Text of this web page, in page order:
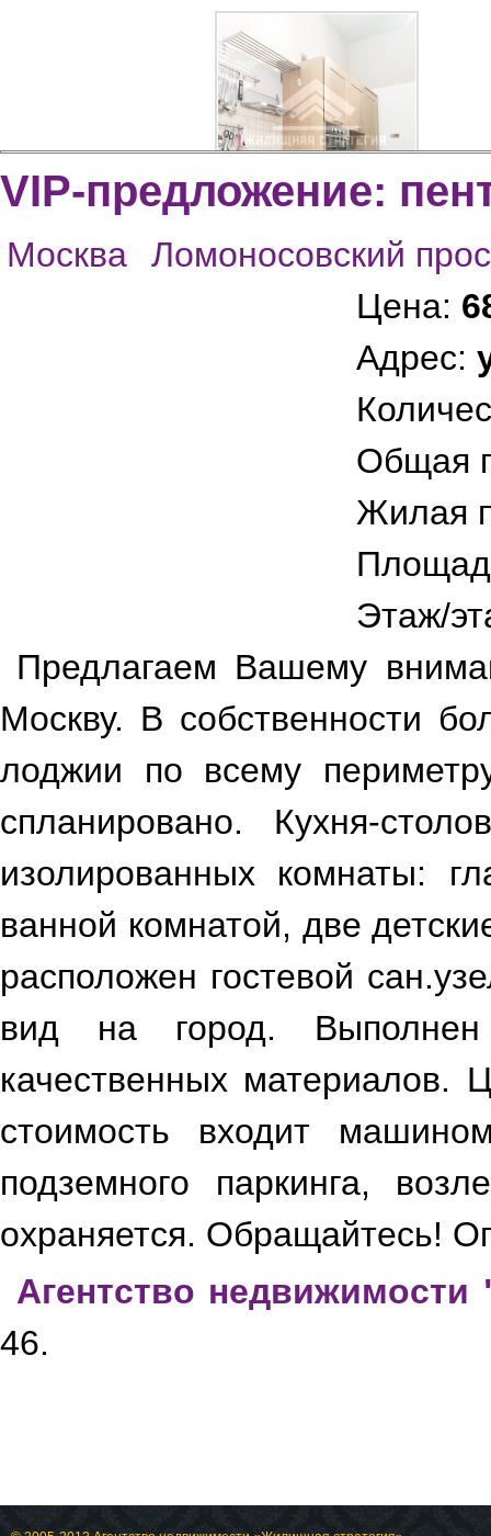
1
a555-d4e9c6adf3ef ...
241e2ee3-d9f8-467d-
8591-f1e2e189d46c ...
VIP-предложение:
Москва
Ломоносовский
Цена:
Адрес:
Общая
Жилая
Этаж/
Предлагаем Вашему
Москву. В собственности
лоджии по всему
спланировано. Кухня-
изолированных комнаты:
ванной комнатой, две
расположен гостевой
вид на город. Выполнен
качественных материалов.
стоимость входит
подземного паркинга,
охраняется. Обращайтесь!
Агентство
46.